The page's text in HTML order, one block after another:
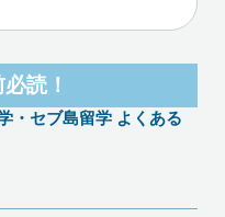
読！
・セブ島留学 よくある